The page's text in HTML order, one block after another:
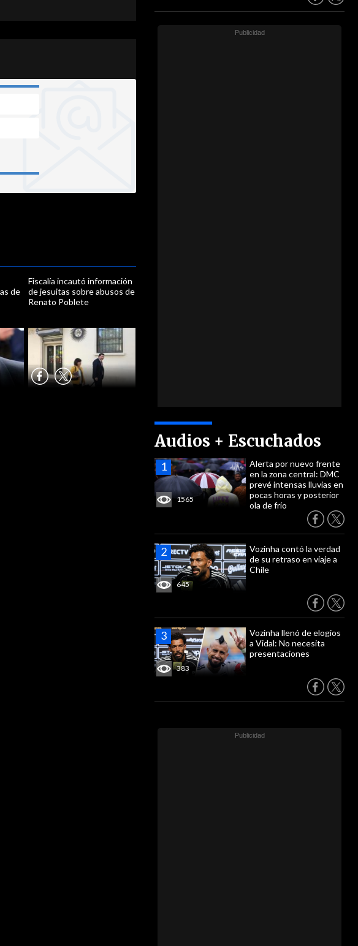
Audios + Escuchados
1565
Alerta por nuevo frente
en la zona central: DMC
prevé intensas lluvias en
pocas horas y posterior
ola de frío
645
Vozinha contó la verdad
de su retraso en viaje a
Chile
383
Vozinha llenó de elogios
a Vidal: No necesita
presentaciones
de
Fiscalía incautó información
de jesuitas sobre abusos de
Renato Poblete